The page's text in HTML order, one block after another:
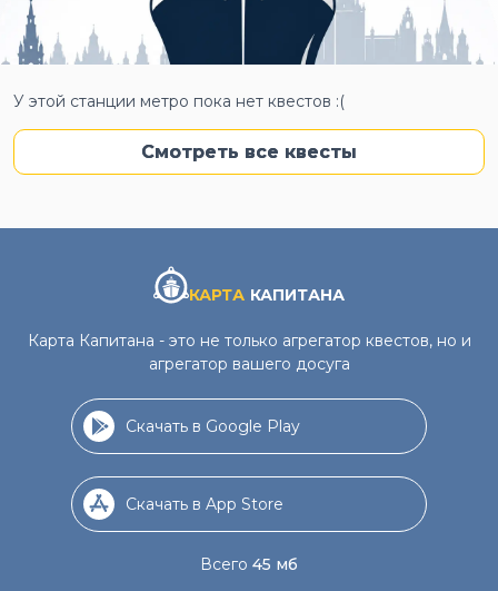
У этой станции метро пока нет квестов :(
Смотреть все квесты
КАРТА КАПИТАНА
Карта Капитана - это не только агрегатор квестов, но и
агрегатор вашего досуга
Скачать в Google Play
Скачать в App Store
Всего 45 мб